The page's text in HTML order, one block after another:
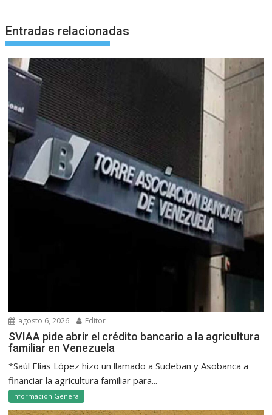
Entradas relacionadas
agosto 6, 2026 Editor
SVIAA pide abrir el crédito bancario a la agricultura
familiar en Venezuela
*Saúl Elías López hizo un llamado a Sudeban y Asobanca a
financiar la agricultura familiar para...
Información General